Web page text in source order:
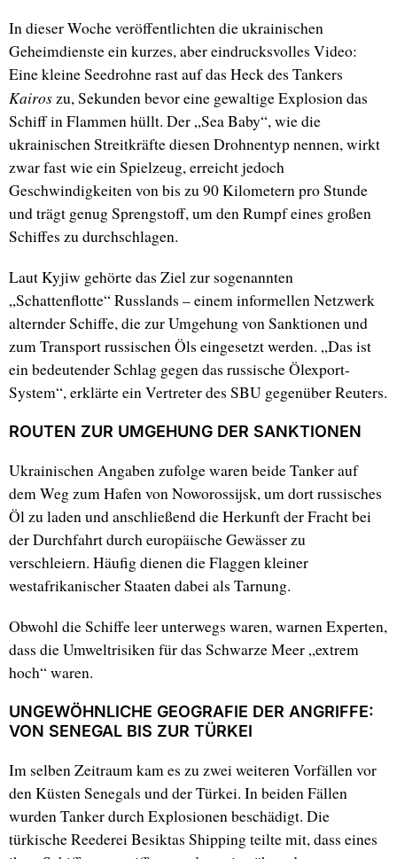
In dieser Woche veröffentlichten die ukrainischen
Geheimdienste ein kurzes, aber eindrucksvolles Video:
Eine kleine Seedrohne rast auf das Heck des Tankers
Kairoszu, Sekunden bevor eine gewaltige Explosion das
Schiff in Flammen hüllt. Der „Sea Baby“, wie die
ukrainischen Streitkräfte diesen Drohnentyp nennen, wirkt
zwar fast wie ein Spielzeug, erreicht jedoch
Geschwindigkeiten von bis zu 90 Kilometern pro Stunde
und trägt genug Sprengstoff, um den Rumpf eines großen
Schiffes zu durchschlagen.
Laut Kyjiw gehörte das Ziel zur sogenannten
„Schattenflotte“ Russlands – einem informellen Netzwerk
alternder Schiffe, die zur Umgehung von Sanktionen und
zum Transport russischen Öls eingesetzt werden. „Das ist
ein bedeutender Schlag gegen das russische Ölexport-
System“, erklärte ein Vertreter des SBU gegenüber Reuters.
ROUTEN ZUR UMGEHUNG DER SANKTIONEN
Ukrainischen Angaben zufolge waren beide Tanker auf
dem Weg zum Hafen von Noworossijsk, um dort russisches
Öl zu laden und anschließend die Herkunft der Fracht bei
der Durchfahrt durch europäische Gewässer zu
verschleiern. Häufig dienen die Flaggen kleiner
westafrikanischer Staaten dabei als Tarnung.
Obwohl die Schiffe leer unterwegs waren, warnen Experten,
dass die Umweltrisiken für das Schwarze Meer „extrem
hoch“ waren.
UNGEWÖHNLICHE GEOGRAFIE DER ANGRIFFE:
VON SENEGAL BIS ZUR TÜRKEI
Im selben Zeitraum kam es zu zwei weiteren Vorfällen vor
den Küsten Senegals und der Türkei. In beiden Fällen
wurden Tanker durch Explosionen beschädigt. Die
türkische Reederei Besiktas Shipping teilte mit, dass eines